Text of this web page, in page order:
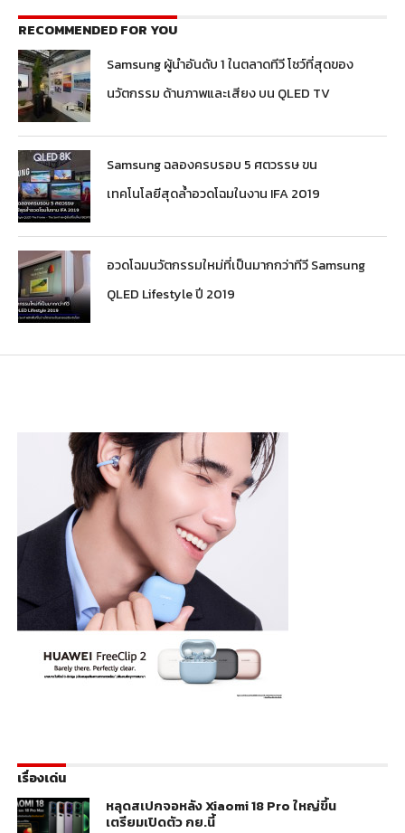
RECOMMENDED FOR YOU
Samsung ผู้นำอันดับ 1 ในตลาดทีวี โชว์ที่สุดของ
นวัตกรรม ด้านภาพและเสียง บน QLED TV
Samsung ฉลองครบรอบ 5 ศตวรรษ ขน
เทคโนโลยีสุดล้ำอวดโฉมในงาน IFA 2019
อวดโฉมนวัตกรรมใหม่ที่เป็นมากกว่าทีวี Samsung
QLED Lifestyle ปี 2019
เรื่องเด่น
หลุดสเปกจอหลัง Xiaomi 18 Pro ใหญ่ขึ้น
เตรียมเปิดตัว กย.นี้